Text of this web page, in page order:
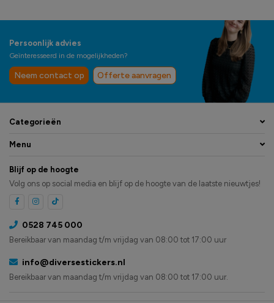
Persoonlijk advies
Geïnteresseerd in de mogelijkheden?
Neem contact op Offerte aanvragen
Categorieën
Menu
Blijf op de hoogte
Volg ons op social media en blijf op de hoogte van de laatste nieuwtjes!
0528 745 000
Bereikbaar van maandag t/m vrijdag van 08:00 tot 17:00 uur
info@diversestickers.nl
Bereikbaar van maandag t/m vrijdag van 08:00 tot 17:00 uur.